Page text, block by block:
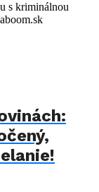
s kriminálnou